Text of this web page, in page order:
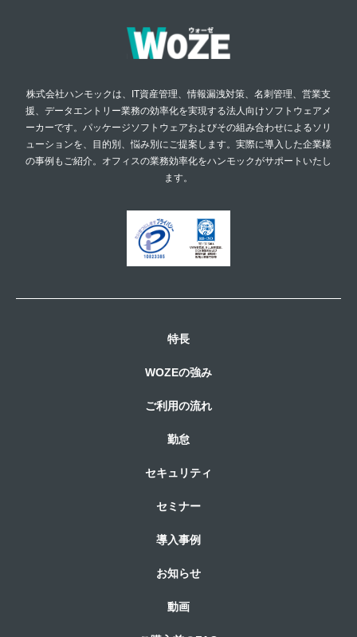
株式会社ハンモックは、IT資産管理、情報漏洩対策、名刺管理、営業支
援、データエントリー業務の効率化を実現する法人向けソフトウェアメ
ーカーです。パッケージソフトウェアおよびその組み合わせによるソリ
ューションを、目的別、悩み別にご提案します。実際に導入した企業様
の事例もご紹介。オフィスの業務効率化をハンモックがサポートいたし
ます。
特長
WOZEの強み
ご利用の流れ
勤怠
セキュリティ
セミナー
導入事例
お知らせ
動画